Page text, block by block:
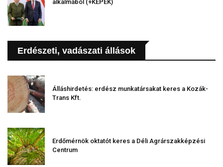
alkalmából (+KÉPEK)
Erdészeti, vadászati állások
Álláshirdetés: erdész munkatársakat keres a Kozák-
Trans Kft.
Erdőmérnök oktatót keres a Déli Agrárszakképzési
Centrum